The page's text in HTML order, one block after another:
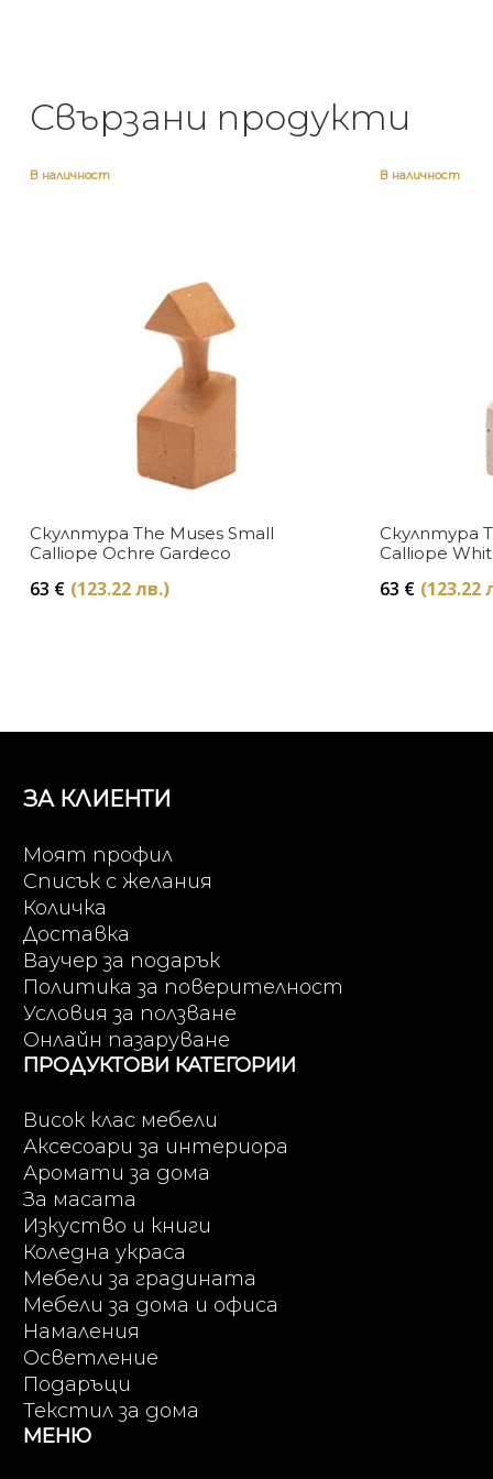
Свързани продукти
В наличност
Скулптура The Muses Small
Calliope Ochre Gardeco
63 € (123.22 лв.)
В наличност
Скулптура
Calliope
63 € (123.22
ЗА КЛИЕНТИ
Моят профил
Списък с желания
Количка
Доставка
Ваучер за подарък
Политика за поверителност
Условия за ползване
Онлайн пазаруване
ПРОДУКТОВИ КАТЕГОРИИ
Висок клас мебели
Аксесоари за интериора
Аромати за дома
За масата
Изкуство и книги
Коледна украса
Мебели за градината
Мебели за дома и офиса
Намаления
Осветление
Подаръци
Текстил за дома
МЕНЮ